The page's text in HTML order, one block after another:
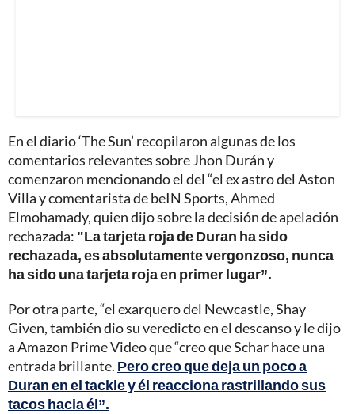
En el diario ‘The Sun’ recopilaron algunas de los
comentarios relevantes sobre Jhon Durán y
comenzaron mencionando el del “el ex astro del Aston
Villa y comentarista de beIN Sports, Ahmed
Elmohamady, quien dijo sobre la decisión de apelación
rechazada: "La tarjeta roja de Duran ha sido
rechazada, es absolutamente vergonzoso, nunca
ha sido una tarjeta roja en primer lugar”.
Por otra parte, “el exarquero del Newcastle, Shay
Given, también dio su veredicto en el descanso y le dijo
a Amazon Prime Video que “creo que Schar hace una
entrada brillante. Pero creo que deja un poco a
Duran en el tackle y él reacciona rastrillando sus
tacos hacia él”.